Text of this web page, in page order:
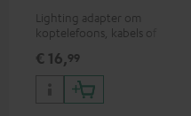
Lighting adapter om
koptelefoons, kabels of
jack plug aan te sluiten op
iPhone, iPad, iPod etc., MFI
gecertificeerd, 100%
compatibel
€ 16,99